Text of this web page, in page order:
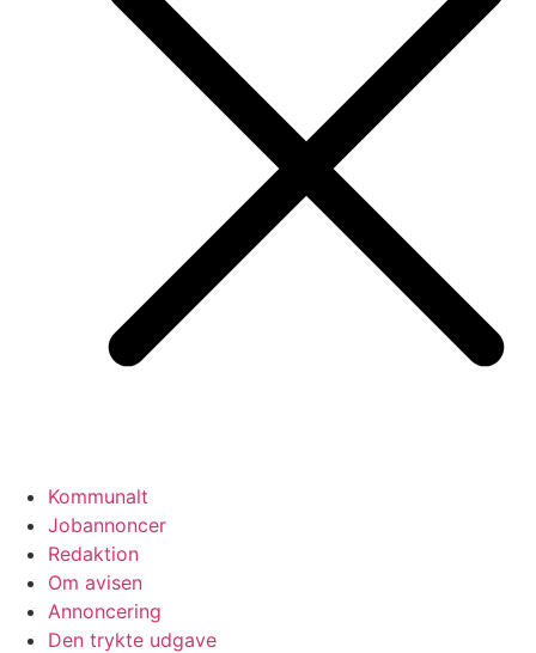
Kommunalt
Jobannoncer
Redaktion
Om avisen
Annoncering
Den trykte udgave